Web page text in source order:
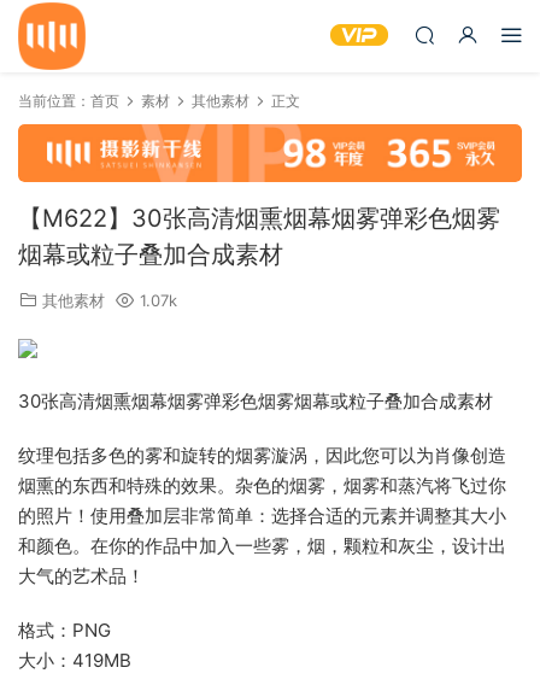
当前位置： 首页 素材 其他素材 正文
【M622】30张高清烟熏烟幕烟雾弹彩色烟雾
烟幕或粒子叠加合成素材
其他素材 1.07k
30张高清烟熏烟幕烟雾弹彩色烟雾烟幕或粒子叠加合成素材
纹理包括多色的雾和旋转的烟雾漩涡，因此您可以为肖像创造
烟熏的东西和特殊的效果。杂色的烟雾，烟雾和蒸汽将飞过你
的照片！使用叠加层非常简单：选择合适的元素并调整其大小
和颜色。在你的作品中加入一些雾，烟，颗粒和灰尘，设计出
大气的艺术品！
格式：PNG
大小：419MB